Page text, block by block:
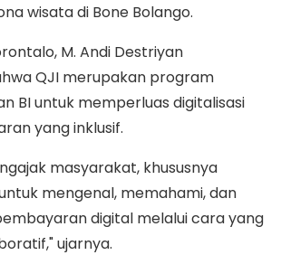
wisata di Bone Bolango.
M. Andi Destriyan
QJI merupakan program
BI untuk memperluas digitalisasi
yang inklusif.
masyarakat, khususnya
mengenal, memahami, dan
digital melalui cara yang
ujarnya.